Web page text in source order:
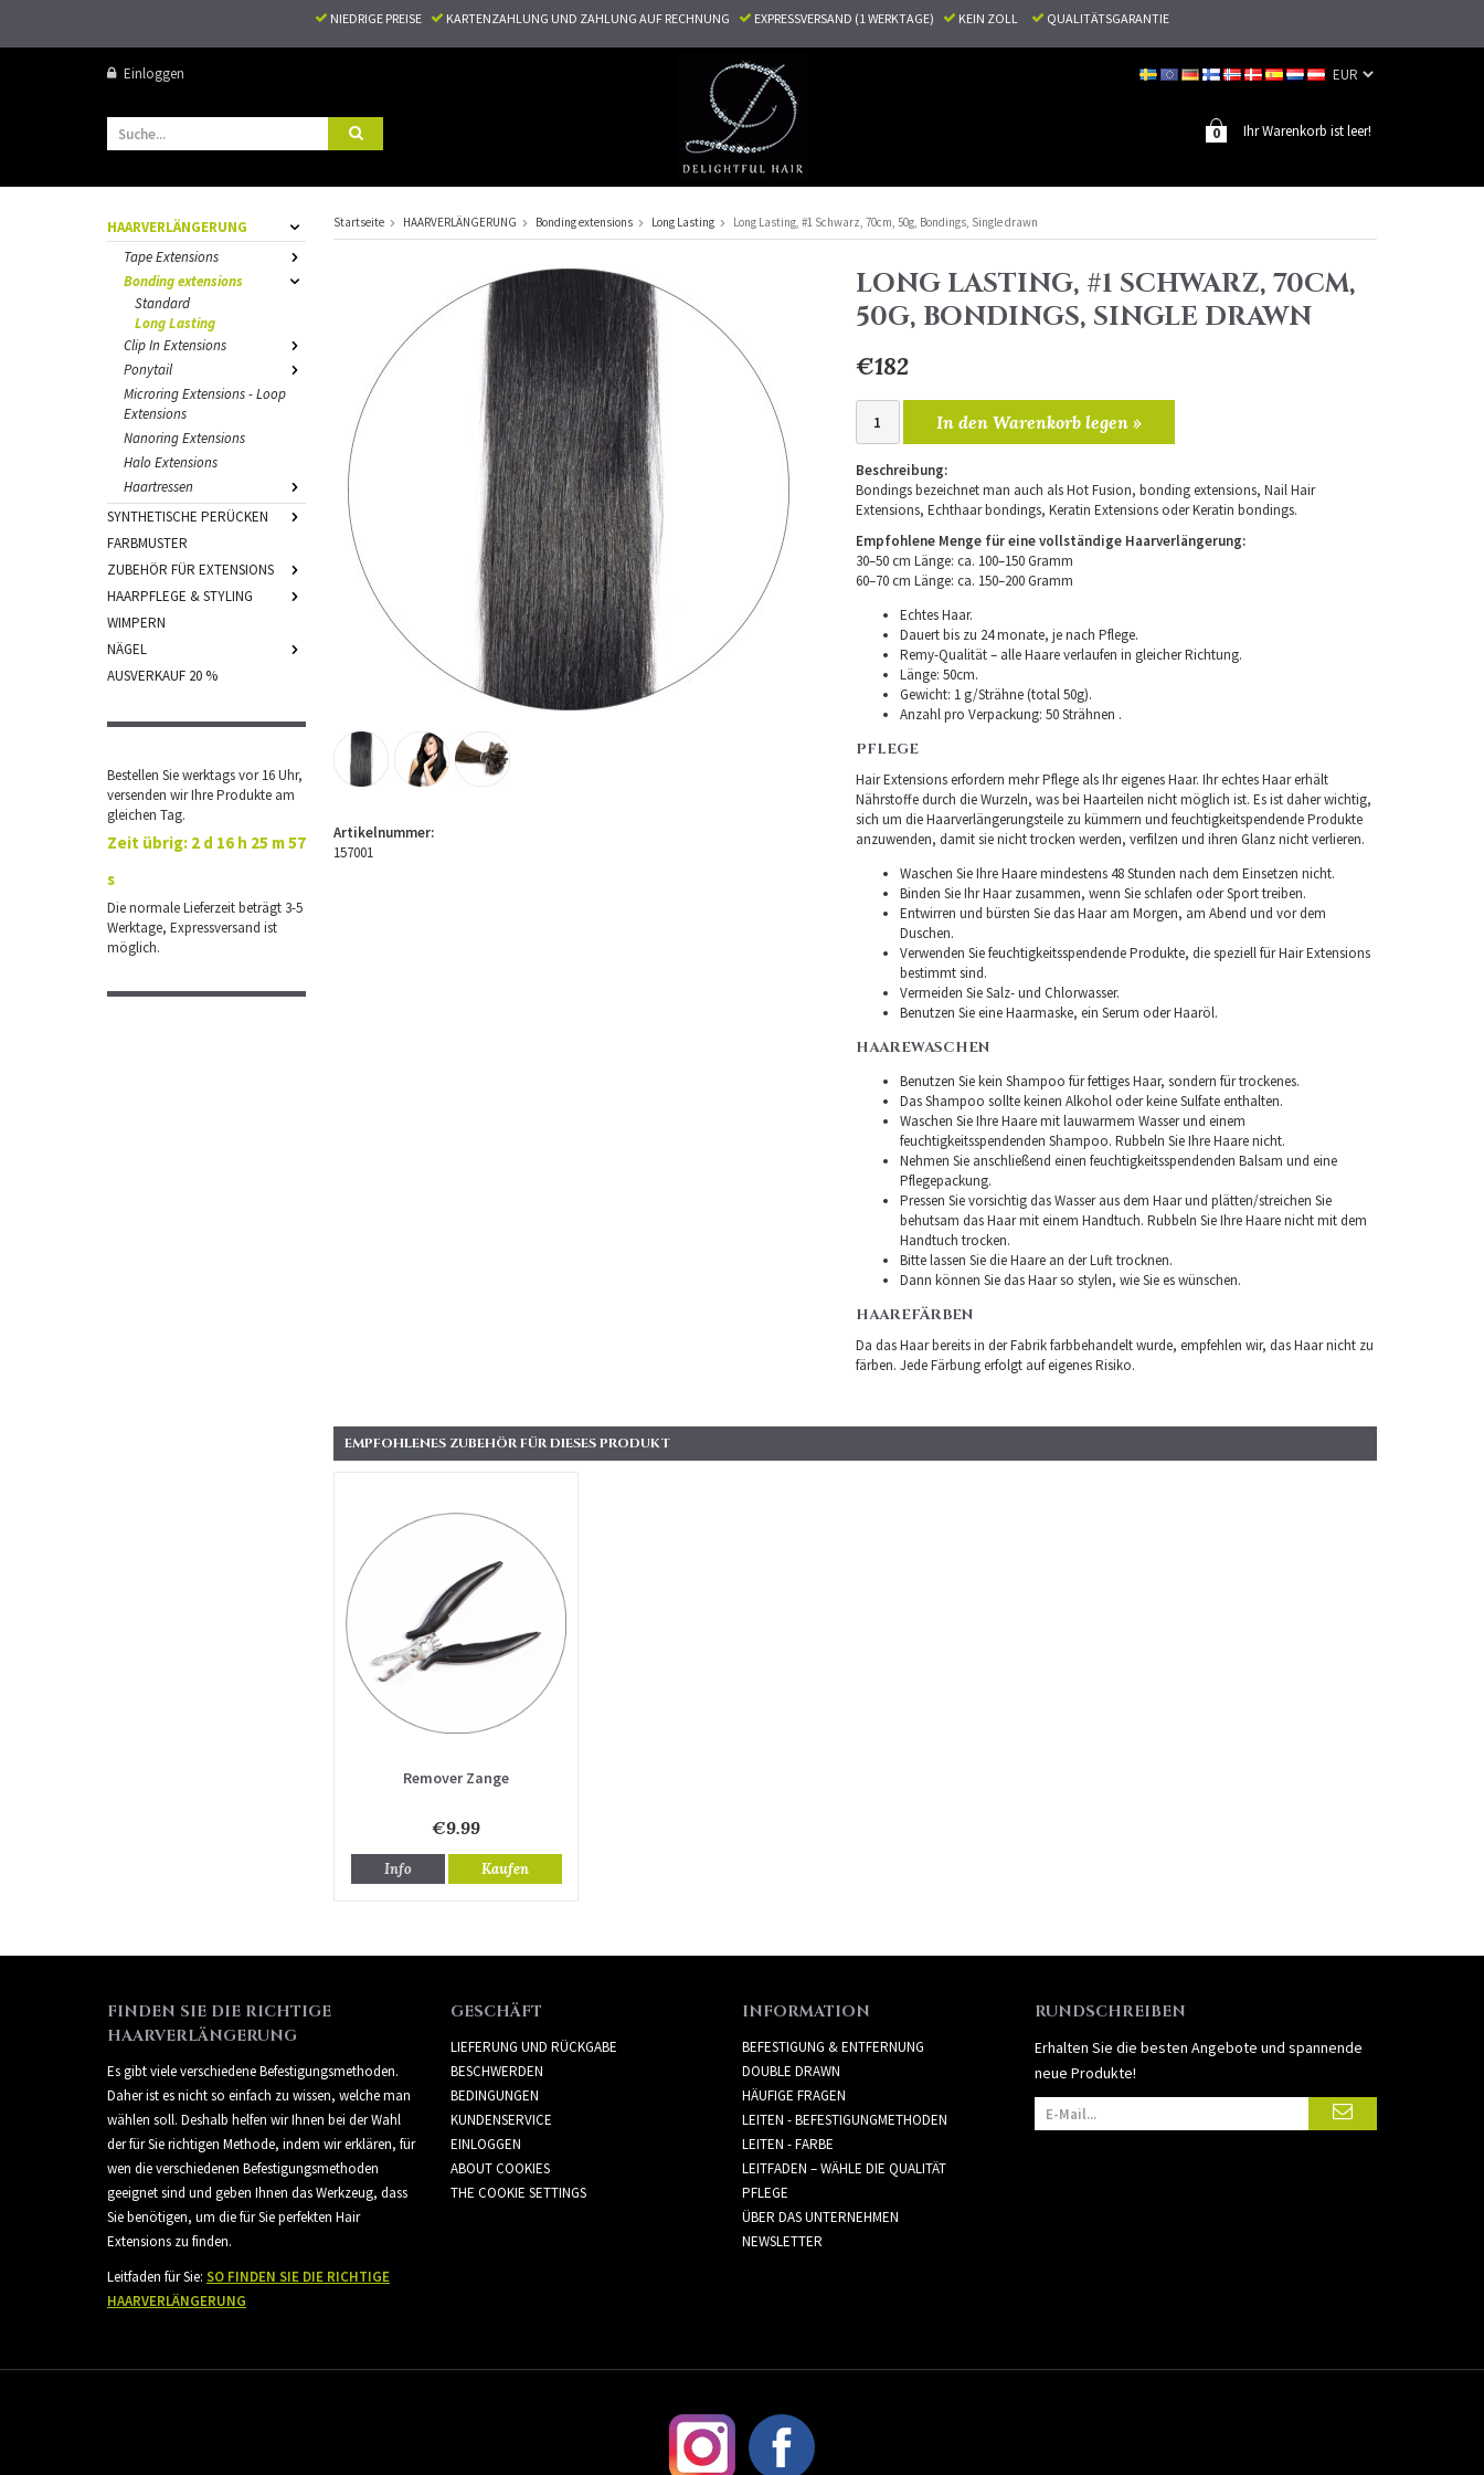
NIEDRIGE PREISE KARTENZAHLUNG UND ZAHLUNG AUF RECHNUNG EXPRESSVERSAND (1 WERKTAGE) KEIN ZOLL QUALITÄTSGARANTIE
Einloggen
Ihr Warenkorb ist leer!
0
HAARVERLÄNGERUNG
Tape Extensions
Bonding extensions
Standard
Long Lasting
Clip In Extensions
Ponytail
Microring Extensions - Loop
Extensions
Nanoring Extensions
Halo Extensions
Haartressen
SYNTHETISCHE PERÜCKEN
FARBMUSTER
ZUBEHÖR FÜR EXTENSIONS
HAARPFLEGE & STYLING
WIMPERN
NÄGEL
AUSVERKAUF 20 %
Bestellen Sie werktags vor 16 Uhr,
versenden wir Ihre Produkte am
gleichen Tag.
Zeit übrig: 2 d 16 h 25 m 57
s
Die normale Lieferzeit beträgt 3-5
Werktage, Expressversand ist
möglich.
Startseite HAARVERLÄNGERUNG Bonding extensions Long Lasting Long Lasting, #1 Schwarz, 70cm, 50g, Bondings, Single drawn
LONG LASTING, #1 SCHWARZ, 70CM,
50G, BONDINGS, SINGLE DRAWN
€182
In den Warenkorb legen »
Beschreibung:
Bondings bezeichnet man auch als Hot Fusion, bonding extensions, Nail Hair
Extensions, Echthaar bondings, Keratin Extensions oder Keratin bondings.
Empfohlene Menge für eine vollständige Haarverlängerung:
30–50 cm Länge: ca. 100–150 Gramm
60–70 cm Länge: ca. 150–200 Gramm
Echtes Haar.
Dauert bis zu 24 monate, je nach Pflege.
Remy-Qualität – alle Haare verlaufen in gleicher Richtung.
Länge: 50cm.
Gewicht: 1 g/Strähne (total 50g).
Anzahl pro Verpackung: 50 Strähnen .
PFLEGE
Hair Extensions erfordern mehr Pflege als Ihr eigenes Haar. Ihr echtes Haar erhält
Nährstoffe durch die Wurzeln, was bei Haarteilen nicht möglich ist. Es ist daher wichtig,
sich um die Haarverlängerungsteile zu kümmern und feuchtigkeitspendende Produkte
anzuwenden, damit sie nicht trocken werden, verfilzen und ihren Glanz nicht verlieren.
Waschen Sie Ihre Haare mindestens 48 Stunden nach dem Einsetzen nicht.
Binden Sie Ihr Haar zusammen, wenn Sie schlafen oder Sport treiben.
Entwirren und bürsten Sie das Haar am Morgen, am Abend und vor dem
Duschen.
Verwenden Sie feuchtigkeitsspendende Produkte, die speziell für Hair Extensions
bestimmt sind.
Vermeiden Sie Salz- und Chlorwasser.
Benutzen Sie eine Haarmaske, ein Serum oder Haaröl.
HAAREWASCHEN
Benutzen Sie kein Shampoo für fettiges Haar, sondern für trockenes.
Das Shampoo sollte keinen Alkohol oder keine Sulfate enthalten.
Waschen Sie Ihre Haare mit lauwarmem Wasser und einem
feuchtigkeitsspendenden Shampoo. Rubbeln Sie Ihre Haare nicht.
Nehmen Sie anschließend einen feuchtigkeitsspendenden Balsam und eine
Pflegepackung.
Pressen Sie vorsichtig das Wasser aus dem Haar und plätten/streichen Sie
behutsam das Haar mit einem Handtuch. Rubbeln Sie Ihre Haare nicht mit dem
Handtuch trocken.
Bitte lassen Sie die Haare an der Luft trocknen.
Dann können Sie das Haar so stylen, wie Sie es wünschen.
HAAREFÄRBEN
Da das Haar bereits in der Fabrik farbbehandelt wurde, empfehlen wir, das Haar nicht zu
färben. Jede Färbung erfolgt auf eigenes Risiko.
Artikelnummer:
157001
EMPFOHLENES ZUBEHÖR FÜR DIESES PRODUKT
Remover Zange
€9.99
Info Kaufen
FINDEN SIE DIE RICHTIGE
HAARVERLÄNGERUNG
Es gibt viele verschiedene Befestigungsmethoden.
Daher ist es nicht so einfach zu wissen, welche man
wählen soll. Deshalb helfen wir Ihnen bei der Wahl
der für Sie richtigen Methode, indem wir erklären, für
wen die verschiedenen Befestigungsmethoden
geeignet sind und geben Ihnen das Werkzeug, dass
Sie benötigen, um die für Sie perfekten Hair
Extensions zu finden.
Leitfaden für Sie: SO FINDEN SIE DIE RICHTIGE
HAARVERLÄNGERUNG
GESCHÄFT
LIEFERUNG UND RÜCKGABE
BESCHWERDEN
BEDINGUNGEN
KUNDENSERVICE
EINLOGGEN
ABOUT COOKIES
THE COOKIE SETTINGS
INFORMATION
BEFESTIGUNG & ENTFERNUNG
DOUBLE DRAWN
HÄUFIGE FRAGEN
LEITEN - BEFESTIGUNGMETHODEN
LEITEN - FARBE
LEITFADEN – WÄHLE DIE QUALITÄT
PFLEGE
ÜBER DAS UNTERNEHMEN
NEWSLETTER
RUNDSCHREIBEN
Erhalten Sie die besten Angebote und spannende
neue Produkte!